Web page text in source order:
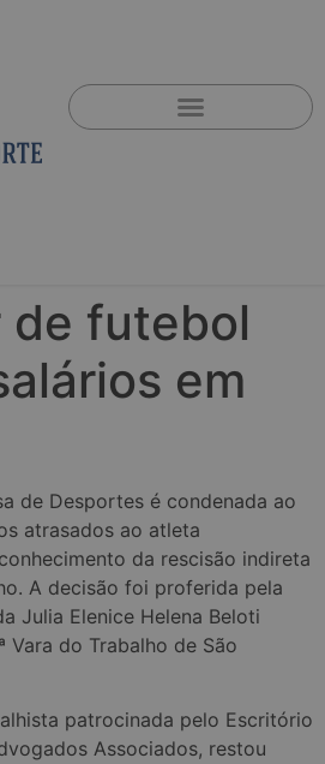
de futebol
em
de Desportes é condenada ao
atrasados ao atleta
da rescisão indireta
A decisão foi proferida pela
Julia Elenice Helena Beloti
Vara do Trabalho de São
patrocinada pelo Escritório
Associados, restou